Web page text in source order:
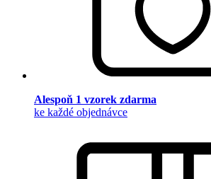
Alespoň 1 vzorek zdarma
ke každé objednávce